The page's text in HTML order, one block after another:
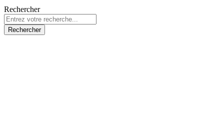
Rechercher
Rechercher